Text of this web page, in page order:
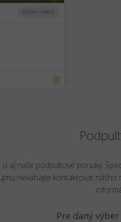
VOĽNÁ IHNEĎ
aj naše podpultové ponuky.
neváhajte kontaktovať
Pre daný